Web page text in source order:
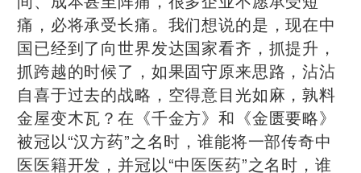
痛，必将承受长痛。我们想说的是，现在中
国已经到了向世界发达国家看齐，抓提升，
抓跨越的时候了，如果固守原来思路，沾沾
自喜于过去的战略，空得意目光如麻，孰料
金屋变木瓦？在《千金方》和《金匮要略》
被冠以“汉方药”之名时，谁能将一部传奇中
医医籍开发，并冠以“中医医药”之名时，谁